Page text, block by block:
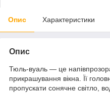
Опис Характеристики
Опис
Тюль-вуаль — це
прикрашування вікна. Її
пропускати сонячне світло,